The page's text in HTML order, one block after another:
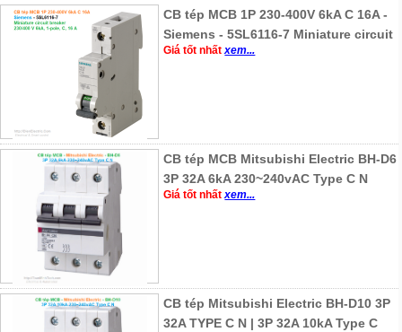
CB tép MCB 1P 230-400V 6kA C 16A -
Siemens - 5SL6116-7 Miniature circuit
Giá tốt nhấtxem...
CB tép MCB Mitsubishi Electric BH-D6
3P 32A 6kA 230~240vAC Type C N
Giá tốt nhấtxem...
CB tép Mitsubishi Electric BH-D10 3P
32A TYPE C N | 3P 32A 10kA Type C